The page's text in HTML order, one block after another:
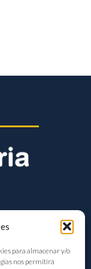
para almacenar y/o
nos permitirá